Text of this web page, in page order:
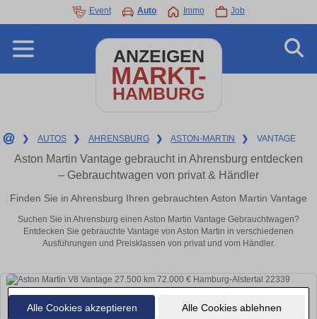
Alle Cookies akzeptieren Alle Cookies ablehnen
Event Auto Immo Job
ANZEIGEN
MARKT-
HAMBURG
❯ AUTOS ❯ AHRENSBURG ❯ ASTON-MARTIN ❯ VANTAGE
Aston Martin Vantage gebraucht in Ahrensburg entdecken
– Gebrauchtwagen von privat & Händler
Finden Sie in Ahrensburg Ihren gebrauchten Aston Martin Vantage
Suchen Sie in Ahrensburg einen Aston Martin Vantage Gebrauchtwagen?
Entdecken Sie gebrauchte Vantage von Aston Martin in verschiedenen
Ausführungen und Preisklassen von privat und vom Händler.